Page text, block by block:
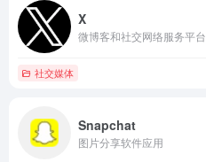
X
微博客和社交网络服务平台
社交媒体
Snapchat
图片分享软件应用